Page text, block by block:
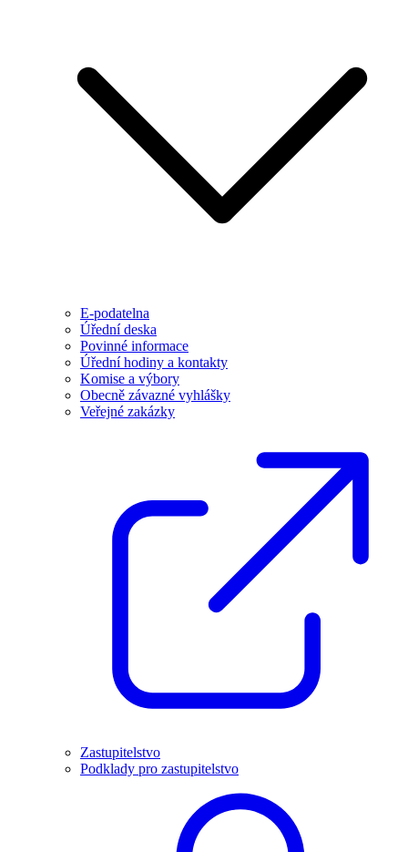
E-podatelna
Úřední deska
Povinné informace
Úřední hodiny a kontakty
Komise a výbory
Obecně závazné vyhlášky
Veřejné zakázky
Zastupitelstvo
Podklady pro zastupitelstvo